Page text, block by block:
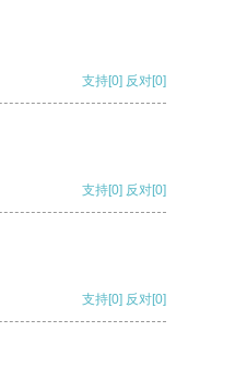
支持[0] 反对[0]
支持[0] 反对[0]
支持[0] 反对[0]